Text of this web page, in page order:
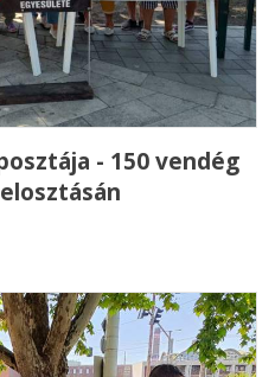
- 150 vendég